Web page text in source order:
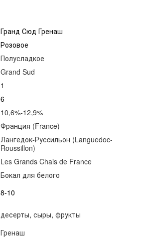
Гранд Сюд Гренаш
Розовое
Полусладкое
Grand Sud
1
6
10,6%-12,9%
Франция (France)
Лангедок-Русcильон (Languedoc-
Roussillon)
Les Grands Chais de France
Бокал для белого
8-10
десерты, сыры, фрукты
Гренаш